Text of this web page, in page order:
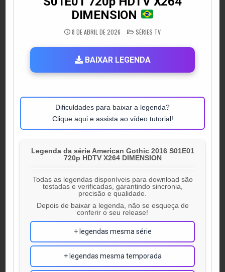
DIMENSION
8 DE ABRIL DE 2026 POSTED
IN
SÉRIES TV
BAIXAR LEGENDA
Dificuldades para baixar a legenda?
Clique aqui e assista ao vídeo tutorial!
Legenda da série American Gothic 2016 S01E01
720p HDTV X264 DIMENSION
Todas as legendas disponíveis para download são
testadas e verificadas, garantindo sincronia,
precisão e qualidade.
Depois de baixar a legenda, não se esqueça de
conferir o seu release!
+ legendas mesma série
+ legendas mesma temporada